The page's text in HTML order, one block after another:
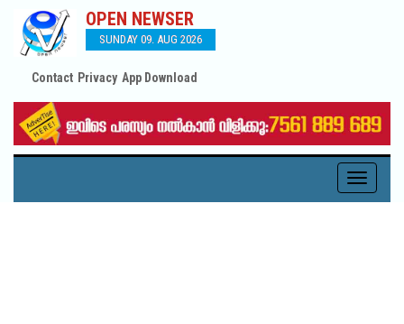
OPEN NEWSER
SUNDAY 09. AUG 2026
Contact Privacy App Download
Toggle